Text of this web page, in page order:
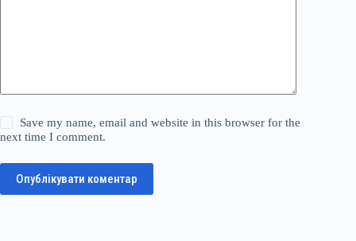
Save my name, email and website in this browser for the
next time I comment.
Опублікувати коментар